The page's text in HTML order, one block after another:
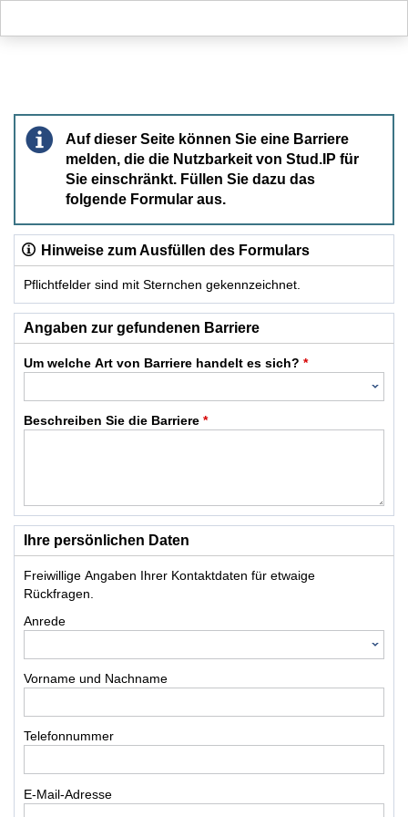
Hauptnavigation
Barriere melden
Auf dieser Seite können Sie eine Barriere
melden, die die Nutzbarkeit von Stud.IP für
Sie einschränkt. Füllen Sie dazu das
folgende Formular aus.
Hinweise zum Ausfüllen des Formulars
Pflichtfelder sind mit Sternchen gekennzeichnet.
Dieses Formular enthält Pflichtfelder.
Angaben zur gefundenen Barriere
Um welche Art von Barriere handelt es sich? *
Beschreiben Sie die Barriere *
Ihre persönlichen Daten
Freiwillige Angaben Ihrer Kontaktdaten für etwaige
Rückfragen.
Anrede
Vorname und Nachname
Telefonnummer
E-Mail-Adresse